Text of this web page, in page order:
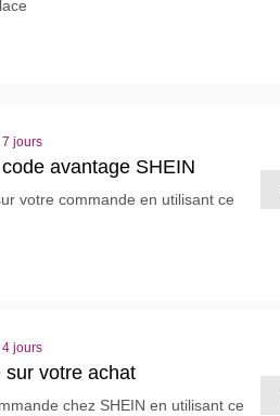
jours
avantage SHEIN
votre commande en utilisant ce
jours
sur votre achat
chez SHEIN en utilisant ce